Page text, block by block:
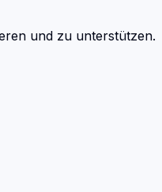
und zu unterstützen.